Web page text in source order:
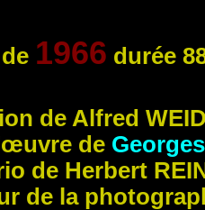
1966 durée
de Alfred
de
de Herbert
de la